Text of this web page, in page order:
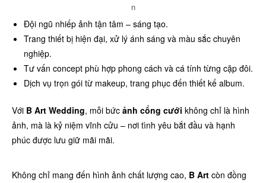
n
Đội ngũ nhiếp ảnh tận tâm – sáng tạo.
Trang thiết bị hiện đại, xử lý ánh sáng và màu sắc chuyên
nghiệp.
Tư vấn concept phù hợp phong cách và cá tính từng cặp đôi.
Dịch vụ trọn gói từ makeup, trang phục đến thiết kế album.
Với B Art Wedding, mỗi bức ảnh cổng cưới không chỉ là hình
ảnh, mà là kỷ niệm vĩnh cửu – nơi tình yêu bắt đầu và hạnh
phúc được lưu giữ mãi mãi.
Không chỉ mang đến hình ảnh chất lượng cao, B Art còn đồng